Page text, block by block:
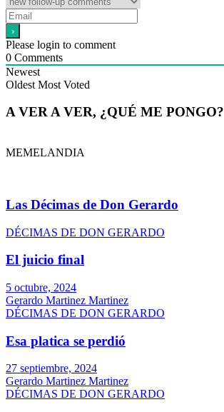
Please login to comment
0 Comments
Newest
Oldest Most Voted
A VER A VER, ¿QUÉ ME PONGO?
MEMELANDIA
Las Décimas de Don Gerardo
DÉCIMAS DE DON GERARDO
El juicio final
5 octubre, 2024
Gerardo Martinez Martinez
DÉCIMAS DE DON GERARDO
Esa platica se perdió
27 septiembre, 2024
Gerardo Martinez Martinez
DÉCIMAS DE DON GERARDO